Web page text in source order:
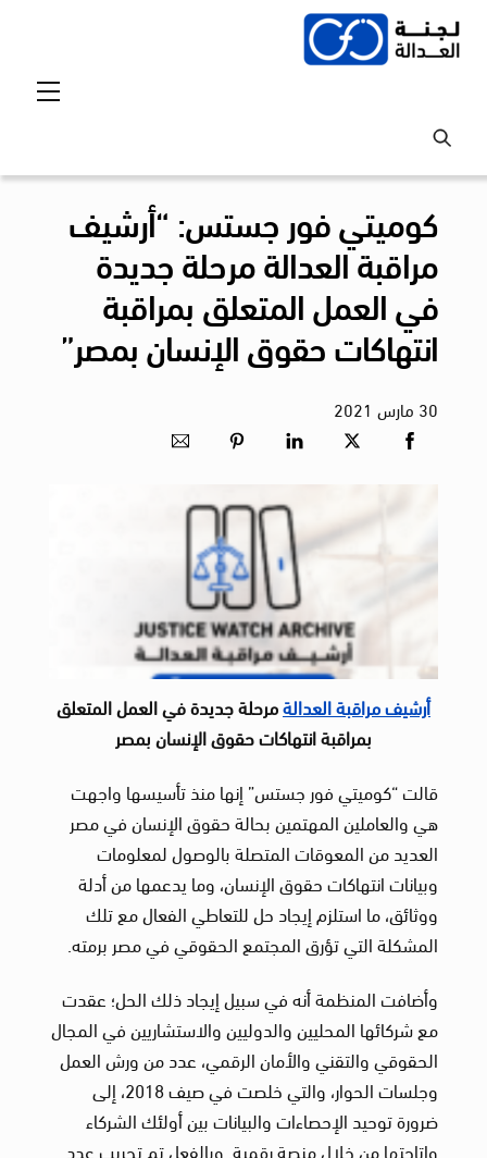
Skip
كوميتي فور جستس: “أرشيف
مراقبة العدالة مرحلة جديدة
في العمل المتعلق بمراقبة
انتهاكات حقوق الإنسان بمصر”
30 مارس 2021
أرشيف مراقبة العدالةمرحلة جديدة في العمل المتعلق
بمراقبة انتهاكات حقوق الإنسان بمصر
قالت “كوميتي فور جستس” إنها منذ تأسيسها واجهت
هي والعاملين المهتمين بحالة حقوق الإنسان في مصر
العديد من المعوقات المتصلة بالوصول لمعلومات
وبيانات انتهاكات حقوق الإنسان، وما يدعمها من أدلة
ووثائق، ما استلزم إيجاد حل للتعاطي الفعال مع تلك
المشكلة التي تؤرق المجتمع الحقوقي في مصر برمته.
وأضافت المنظمة أنه في سبيل إيجاد ذلك الحل؛ عقدت
مع شركائها المحليين والدوليين والاستشاريين في المجال
الحقوقي والتقني والأمان الرقمي، عدد من ورش العمل
وجلسات الحوار، والتي خلصت في صيف 2018، إلى
ضرورة توحيد الإحصاءات والبيانات بين أولئك الشركاء
وإتاحتها من خلال منصة رقمية. وبالفعل تم تجريب عدد